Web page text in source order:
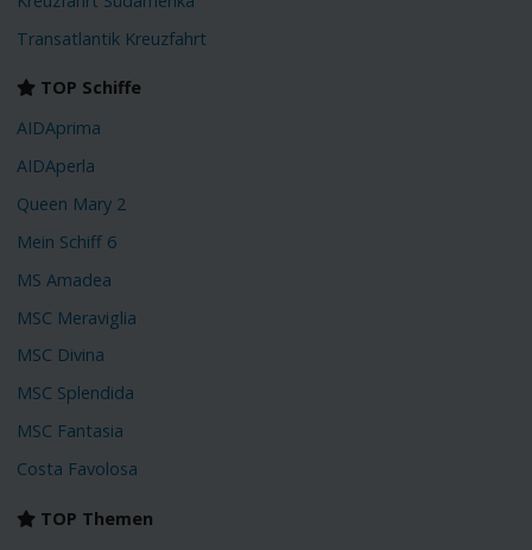
Transatlantik Kreuzfahrt
TOP Schiffe
AIDAprima
AIDAperla
Queen Mary 2
Mein Schiff 6
MS Amadea
MSC Meraviglia
MSC Divina
MSC Splendida
MSC Fantasia
Costa Favolosa
TOP Themen